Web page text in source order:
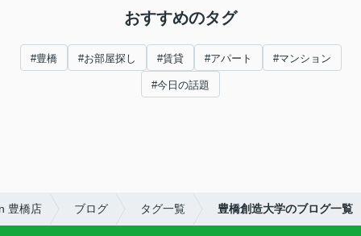
おすすめのタグ
#豊橋 #お部屋探し #賃貸 #アパート #マンション
#今日の話題
豊橋店 ブログ タグ一覧 豊橋創造大学のブログ一覧